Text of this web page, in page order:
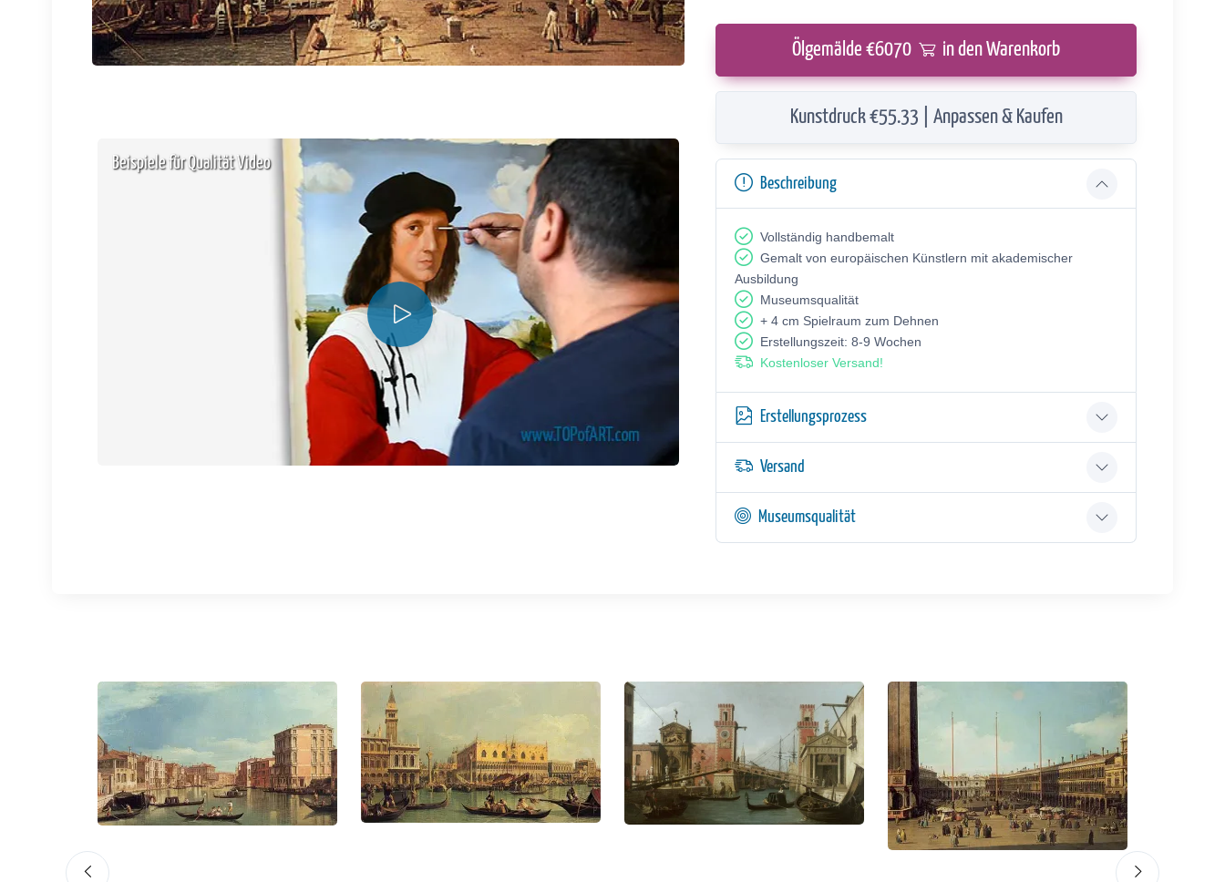
Beispiele für Qualität Video
Ölgemälde €6070 in den Warenkorb
Kunstdruck €55.33 | Anpassen & Kaufen
Beschreibung
Vollständig handbemalt
Gemalt von europäischen Künstlern mit akademischer
Ausbildung
Museumsqualität
+ 4 cm Spielraum zum Dehnen
Erstellungszeit: 8-9 Wochen
Kostenloser Versand!
Erstellungsprozess
Versand
Museumsqualität